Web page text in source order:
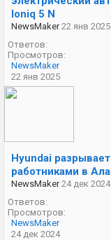
Ioniq 5 N
NewsMaker 22 янв 2025
Ответов:
Просмотров:
NewsMaker
22 янв 2025
Hyundai
работниками в
NewsMaker 24 дек 2024
Ответов:
Просмотров:
NewsMaker
24 дек 2024